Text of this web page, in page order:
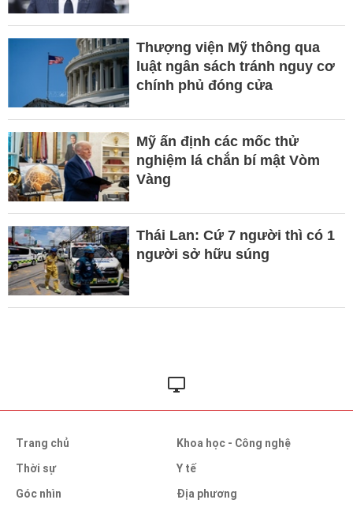
Thượng viện Mỹ thông qua
luật ngân sách tránh nguy cơ
chính phủ đóng cửa
Mỹ ấn định các mốc thử
nghiệm lá chắn bí mật Vòm
Vàng
Thái Lan: Cứ 7 người thì có 1
người sở hữu súng
Trang chủ
Thời sự
Góc nhìn
Khoa học - Công nghệ
Y tế
Địa phương